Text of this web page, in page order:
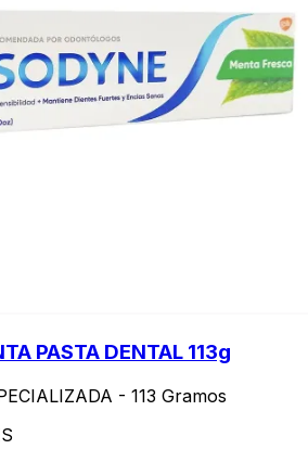
PASTA DENTAL 113g
- 113 Gramos